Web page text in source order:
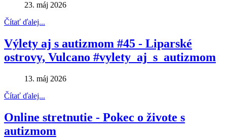
23. máj 2026
Čítať ďalej...
Výlety aj s autizmom #45 - Liparské
ostrovy, Vulcano #vylety_aj_s_autizmom
13. máj 2026
Čítať ďalej...
Online stretnutie - Pokec o živote s
autizmom